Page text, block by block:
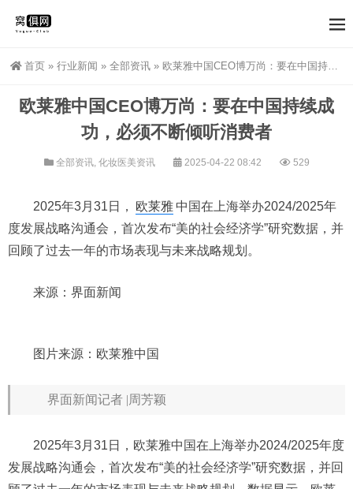
首页 » 行业新闻 » 全部资讯 » 欧莱雅中国CEO博万尚：要在中国持续成功，必须不断倾听消费者
欧莱雅中国CEO博万尚：要在中国持续成
功，必须不断倾听消费者
全部资讯, 化妆医美资讯 2025-04-22 08:42 529
2025年3月31日， 欧莱雅 中国在上海举办2024/2025年
度发展战略沟通会，首次发布“美的社会经济学”研究数据，并
回顾了过去一年的市场表现与未来战略规划。
来源：界面新闻
图片来源：欧莱雅中国
界面新闻记者 |周芳颖
2025年3月31日，欧莱雅中国在上海举办2024/2025年度
发展战略沟通会，首次发布“美的社会经济学”研究数据，并回